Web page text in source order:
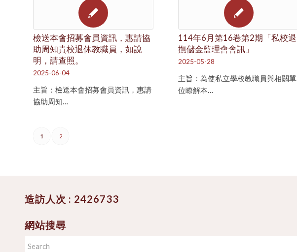
檢送本會招募會員資訊，惠請協
助周知貴校退休教職員，如說
明，請查照。
2025-06-04
主旨：檢送本會招募會員資訊，惠請
協助周知…
114年6月第16卷第2期「私校退
撫儲金監理會會訊」
2025-05-28
主旨：為使私立學校教職員與相關單
位瞭解本…
1 2
造訪人次 : 2426733
網站搜尋